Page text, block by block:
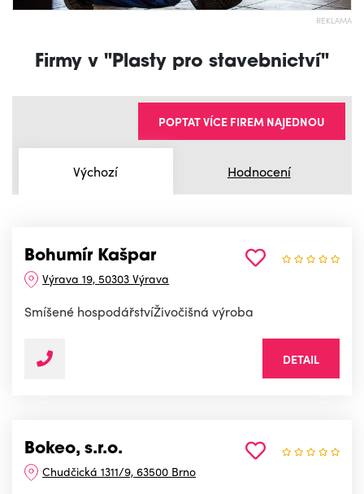
REKLAMA
Firmy v "Plasty pro stavebnictví"
Výchozí Hodnocení
POPTAT VÍCE FIREM NAJEDNOU
Bohumír Kašpar
Výrava 19, 50303 Výrava
Smíšené hospodářstvíŽivočišná výroba
DETAIL
Bokeo, s.r.o.
Chudčická 1311/9, 63500 Brno